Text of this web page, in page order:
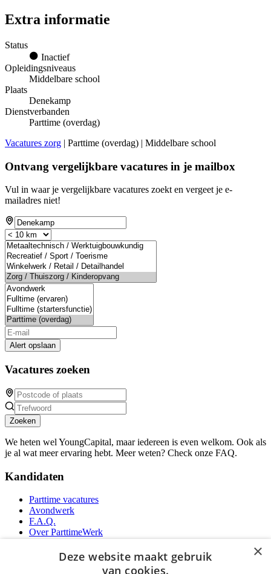
Extra informatie
Status
Inactief
Opleidingsniveaus
Middelbare school
Plaats
Denekamp
Dienstverbanden
Parttime (overdag)
Vacatures zorg | Parttime (overdag) | Middelbare school
Ontvang vergelijkbare vacatures in je mailbox
Vul in waar je vergelijkbare vacatures zoekt en vergeet je e-
mailadres niet!
Alert opslaan
Vacatures zoeken
Zoeken
We heten wel YoungCapital, maar iedereen is even welkom. Ook als
je al wat meer ervaring hebt. Meer weten? Check onze FAQ.
Kandidaten
Parttime vacatures
Avondwerk
F.A.Q.
Over ParttimeWerk
YoungCapital Android App
×
Deze website maakt gebruik
van cookies.